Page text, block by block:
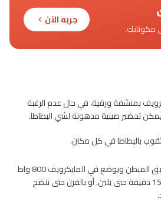
مكوناتك.
جربه الآن
بمنشفة ورقية، في حال عدم الرغبة
تحضير صينية مدهونة لشي البطاطا.
بالبطاطا في كل مكان.
نضع البطاطس على الطبق المبطن ويوضع في المايكرويف 800 واط
على أقصى قوة لمدة 15 دقيقة حتى يلين. أو بالفرن حتى تنضج